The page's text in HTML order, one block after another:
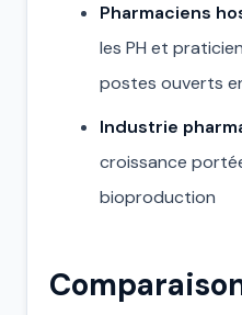
Pharmaciens
les PH et
postes ouverts
Industrie
croissance
bioproduction